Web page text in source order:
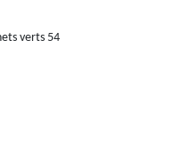
verts 54